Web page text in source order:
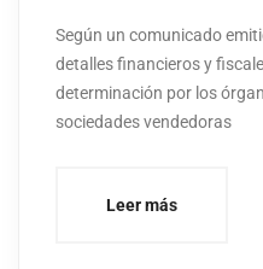
Según un comunicado
detalles financieros y
determinación por los
sociedades vendedoras
Leer más